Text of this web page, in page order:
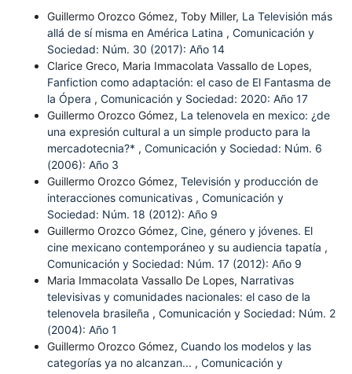
Guillermo Orozco Gómez, Toby Miller, La Televisión más
allá de sí misma en América Latina , Comunicación y
Sociedad: Núm. 30 (2017): Año 14
Clarice Greco, Maria Immacolata Vassallo de Lopes,
Fanfiction como adaptación: el caso de El Fantasma de
la Ópera , Comunicación y Sociedad: 2020: Año 17
Guillermo Orozco Gómez, La telenovela en mexico: ¿de
una expresión cultural a un simple producto para la
mercadotecnia?* , Comunicación y Sociedad: Núm. 6
(2006): Año 3
Guillermo Orozco Gómez, Televisión y producción de
interacciones comunicativas , Comunicación y
Sociedad: Núm. 18 (2012): Año 9
Guillermo Orozco Gómez, Cine, género y jóvenes. El
cine mexicano contemporáneo y su audiencia tapatía ,
Comunicación y Sociedad: Núm. 17 (2012): Año 9
Maria Immacolata Vassallo De Lopes, Narrativas
televisivas y comunidades nacionales: el caso de la
telenovela brasileña , Comunicación y Sociedad: Núm. 2
(2004): Año 1
Guillermo Orozco Gómez, Cuando los modelos y las
categorías ya no alcanzan... , Comunicación y